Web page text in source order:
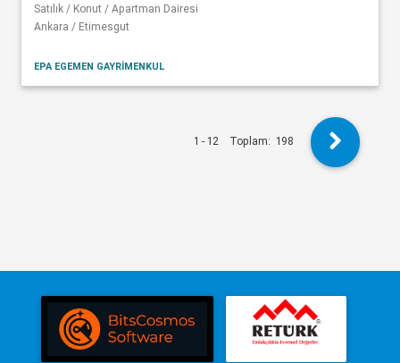
Satılık / Konut / Apartman Dairesi
Ankara / Etimesgut
EPA EGEMEN GAYRİMENKUL
1 - 12 Toplam: 198